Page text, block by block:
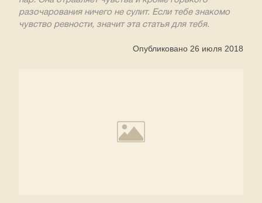
разочарования ничего не сулит. Если тебе знакомо
чувство ревности, значит эта статья для тебя.
Опубликовано 26 июля 2018